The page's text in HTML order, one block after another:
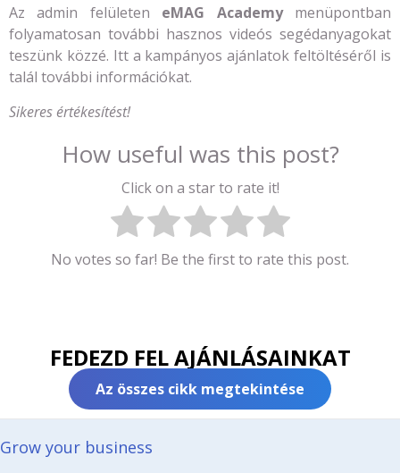
Az admin felületen eMAG Academymenüpontban
folyamatosan további hasznos videós segédanyagokat
teszünk közzé. Itt a kampányos ajánlatok feltöltéséről is
talál további információkat.
Sikeres értékesítést!
How useful was this post?
Click on a star to rate it!
No votes so far! Be the first to rate this post.
FEDEZD FEL AJÁNLÁSAINKAT
Az összes cikk megtekintése
Grow your business​